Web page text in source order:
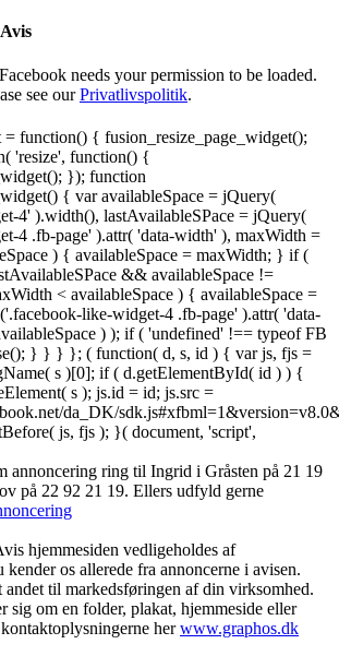
needs your permission to be loaded.
see ourPrivatlivspolitik.
function() { fusion_resize_page_widget();
'resize', function() {
}); function
{ var availableSpace = jQuery(
4' ).width(), lastAvailableSPace = jQuery(
4 .fb-page' ).attr( 'data-width' ), maxWidth =
) { availableSpace = maxWidth; } if (
&& availableSpace !=
< availableSpace ) { availableSpace =
like-widget-4 .fb-page' ).attr( 'data-
) ); if ( 'undefined' !== typeof FB
} } } }; ( function( d, s, id ) { var js, fjs =
s )[0]; if ( d.getElementById( id ) ) {
s ); js.id = id; js.src =
da_DK/
js, fjs ); }( document, 'script',
annoncering ring til Ingrid i Gråsten på 21 19
på 22 92 21 19‬. Ellers udfyld gerne
hjemmesiden vedligeholdes af
kender os allerede fra annoncerne i avisen.
andet til markedsføringen af din virksomhed.
sig om en folder, plakat, hjemmeside eller
herwww.graphos.dk